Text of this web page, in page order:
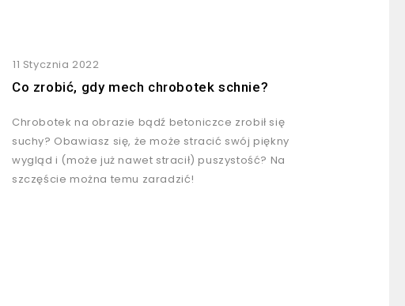
11 Stycznia 2022
Co zrobić, gdy mech chrobotek schnie?
Chrobotek na obrazie bądź betoniczce zrobił się
suchy? Obawiasz się, że może stracić swój piękny
wygląd i (może już nawet stracił) puszystość? Na
szczęście można temu zaradzić!